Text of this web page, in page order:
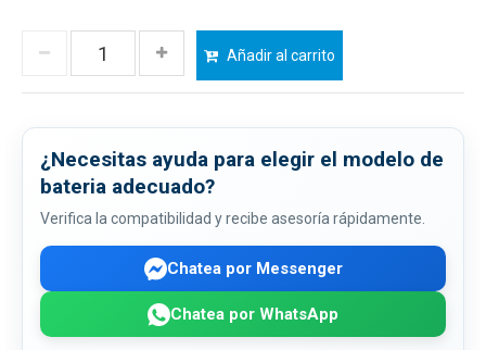
Añadir al carrito
¿Necesitas ayuda para elegir el modelo de
bateria adecuado?
Verifica la compatibilidad y recibe asesoría rápidamente.
Chatea por Messenger
Chatea por WhatsApp